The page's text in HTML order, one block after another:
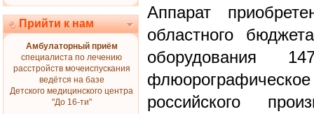
Прийти к нам
Амбулаторный приём
специалиста по лечению
расстройств мочеиспускания
ведётся на базе
Детского медицинского центра
"До 16-ти"
Аппарат
областного
оборудования
российского